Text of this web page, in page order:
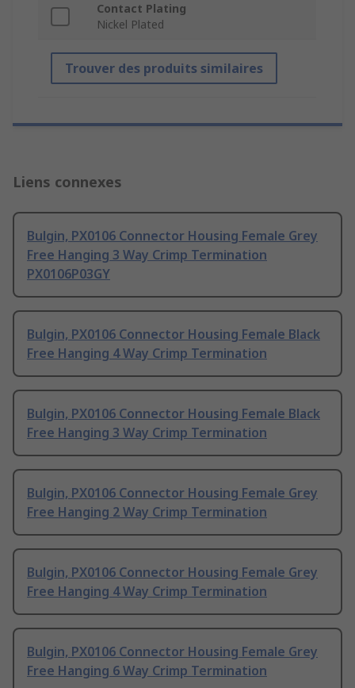
Contact Plating
Nickel Plated
Trouver des produits similaires
Liens connexes
Bulgin, PX0106 Connector Housing Female Grey
Free Hanging 3 Way Crimp Termination
PX0106P03GY
Bulgin, PX0106 Connector Housing Female Black
Free Hanging 4 Way Crimp Termination
Bulgin, PX0106 Connector Housing Female Black
Free Hanging 3 Way Crimp Termination
Bulgin, PX0106 Connector Housing Female Grey
Free Hanging 2 Way Crimp Termination
Bulgin, PX0106 Connector Housing Female Grey
Free Hanging 4 Way Crimp Termination
Bulgin, PX0106 Connector Housing Female Grey
Free Hanging 6 Way Crimp Termination